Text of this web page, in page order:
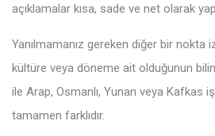
açıklamalar kısa, sade ve net olarak
Yanılmamanız gereken diğer bir nokta
kültüre veya döneme ait olduğunun
ile Arap, Osmanlı, Yunan veya Kafkas
tamamen farklıdır.